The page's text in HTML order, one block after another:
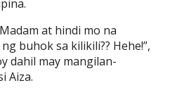
at hindi mo na
buhok sa kilikili?? Hehe!”,
dahil may mangilan-
Aiza.